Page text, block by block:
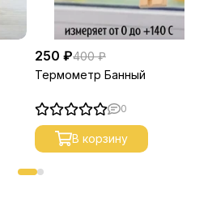
250 ₽400 ₽
Термометр Банный
0
В корзину